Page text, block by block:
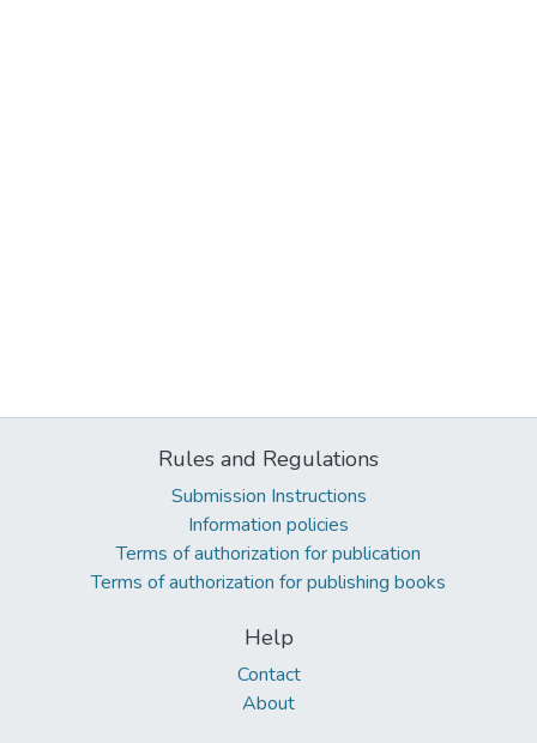
Rules and Regulations
Submission Instructions
Information policies
Terms of authorization for publication
Terms of authorization for publishing books
Help
Contact
About